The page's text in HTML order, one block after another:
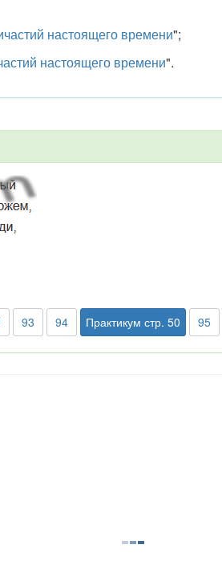
настоящего времени";
настоящего времени".
93 94 Практикум стр. 50 95